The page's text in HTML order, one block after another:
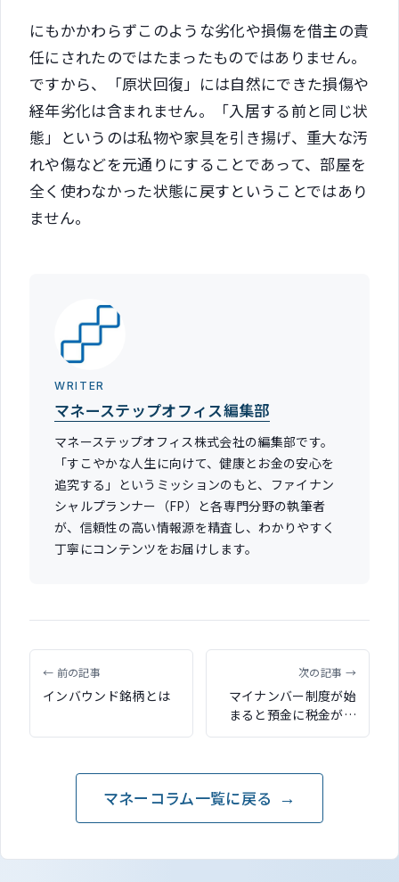
にもかかわらずこのような劣化や損傷を借主の責
任にされたのではたまったものではありません。
ですから、「原状回復」には自然にできた損傷や
経年劣化は含まれません。「入居する前と同じ状
態」というのは私物や家具を引き揚げ、重大な汚
れや傷などを元通りにすることであって、部屋を
全く使わなかった状態に戻すということではあり
ません。
WRITER
マネーステップオフィス編集部
マネーステップオフィス株式会社の編集部です。
「すこやかな人生に向けて、健康とお金の安心を
追究する」というミッションのもと、ファイナン
シャルプランナー（FP）と各専門分野の執筆者
が、信頼性の高い情報源を精査し、わかりやすく
丁寧にコンテンツをお届けします。
← 前の記事
インバウンド銘柄とは
次の記事 →
マイナンバー制度が始
まると預金に税金がか
かるのか？（シェアー
マネーコラム一覧に戻る